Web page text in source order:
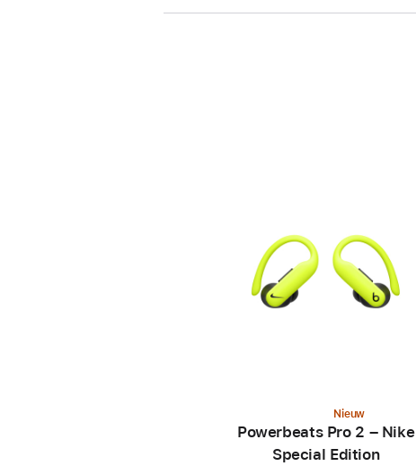
Nieuw
Powerbeats Pro 2 – Nike
Special Edition